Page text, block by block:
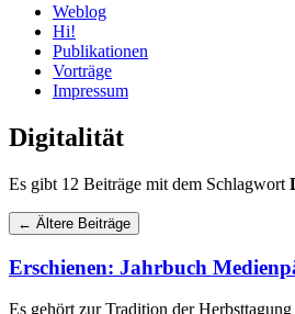
Zum
Inhalt
springen
Weblog
Hi!
Publikationen
Vorträge
Impressum
Digitalität
Es gibt 12 Beiträge mit dem Schlagwort
Navigation
← Ältere Beiträge
Erschienen: Jahrbuch
Es gehört zur Tradition der